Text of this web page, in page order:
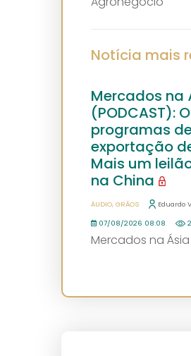
Notícia mais
Mercados na
(PODCAST):
programas
exportação
Mais um
na China
ÁUDIO GRÃOS Eduardo
07/08/2026 08:08
Mercados na Ásia